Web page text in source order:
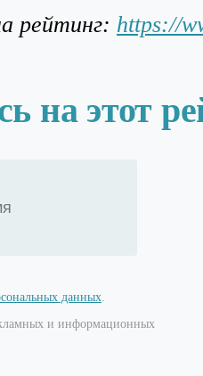
рейтинг: https://
на этот
данных.
и информационных